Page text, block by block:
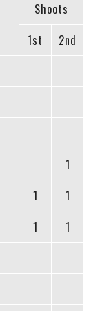
Shoots
1st
2nd
1
1
1
1
1